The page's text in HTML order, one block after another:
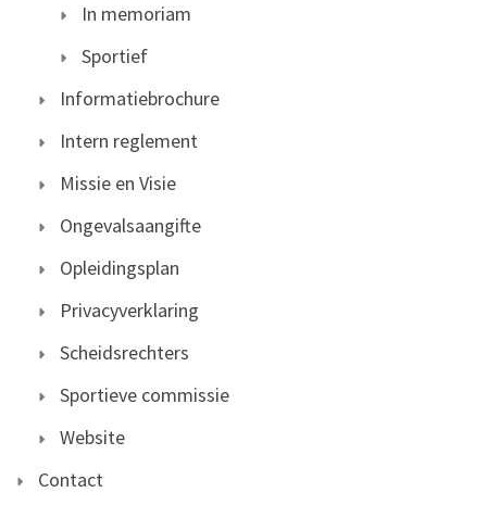
In memoriam
Sportief
Informatiebrochure
Intern reglement
Missie en Visie
Ongevalsaangifte
Opleidingsplan
Privacyverklaring
Scheidsrechters
Sportieve commissie
Website
Contact